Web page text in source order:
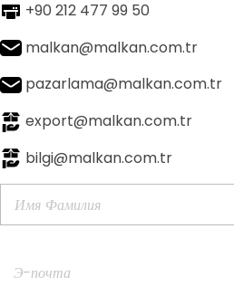
+90 212 477 99 50
malkan@malkan.com.tr
pazarlama@malkan.com.tr
export@malkan.com.tr
bilgi@malkan.com.tr